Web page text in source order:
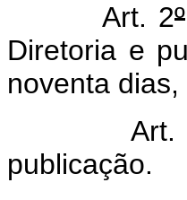
Art. 2º
Diretoria e
noventa
Art.
publicação.